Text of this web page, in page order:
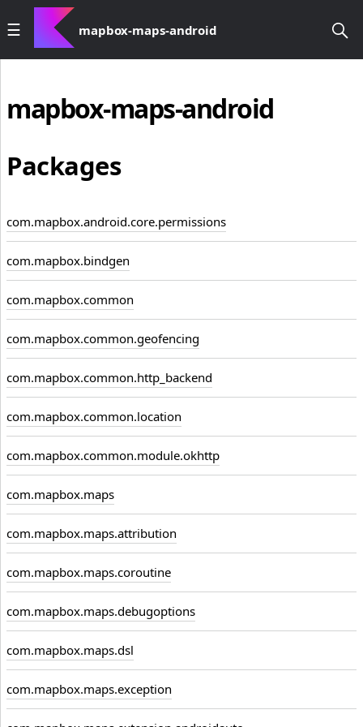
mapbox-maps-android
mapbox-maps-android
Packages
com.mapbox.android.core.permissions
com.mapbox.bindgen
com.mapbox.common
com.mapbox.common.geofencing
com.mapbox.common.http_backend
com.mapbox.common.location
com.mapbox.common.module.okhttp
com.mapbox.maps
com.mapbox.maps.attribution
com.mapbox.maps.coroutine
com.mapbox.maps.debugoptions
com.mapbox.maps.dsl
com.mapbox.maps.exception